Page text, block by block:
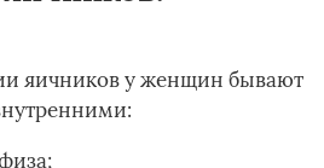
яичников у женщин бывают